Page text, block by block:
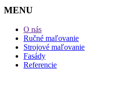
MENU
O nás
Ručné maľovanie
Strojové maľovanie
Fasády
Referencie